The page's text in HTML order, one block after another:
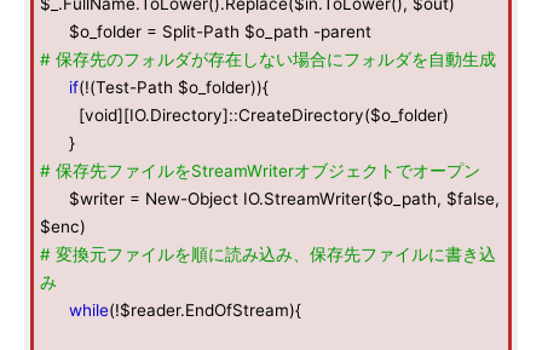
$o_folder = Split-Path $o_path -parent
# 保存先のフォルダが存在しない場合にフォルダを自動生成
if(!(Test-Path $o_folder)){
[void][IO.Directory]::CreateDirectory($o_folder)
}
# 保存先ファイルをStreamWriterオブジェクトでオープン
$writer = New-Object IO.StreamWriter($o_path, $false,
$enc)
# 変換元ファイルを順に読み込み、保存先ファイルに書き込
み
while(!$reader.EndOfStream){